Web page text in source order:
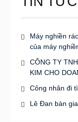
Máy nghiền
của máy
CÔNG TY
KIM CHO
Công nhân đi
Lê Đan bàn